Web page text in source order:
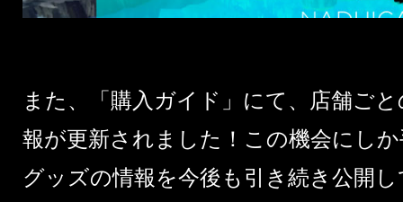
また、「購入ガイド 」にて、店舗ご
報が更新されました！この機会にし
グッズの情報を今後も引き続き公開